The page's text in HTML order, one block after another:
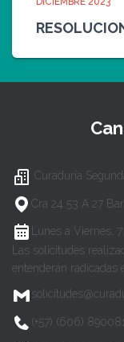
Curaduría
Cra 24 53 A 27
Lunes a Viernes,
Las solicitudes
entenderán radicadas
(+57) (606)